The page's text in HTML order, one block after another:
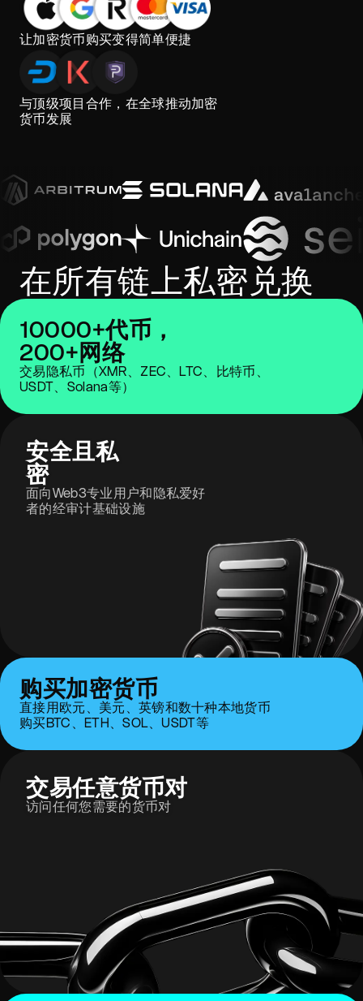
让加密货币购买变得简单便捷
与顶级项目合作，在全球推动加密
货币发展
在所有链上私密兑换
10000+代币，
200+网络
交易隐私币（XMR、ZEC、LTC、比特币、
USDT、Solana等）
安全且私
密
面向Web3专业用户和隐私爱好
者的经审计基础设施
交易任意货币对
访问任何您需要的货币对
购买加密货币
直接用欧元、美元、英镑和数十种本地货币
购买BTC、ETH、SOL、USDT等